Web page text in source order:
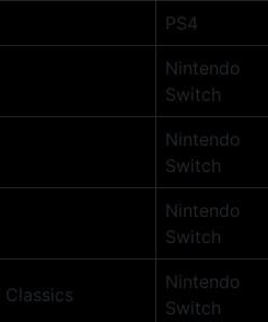
PS4
Nintendo
Switch
Nintendo
Switch
Nintendo
Switch
Nintendo
Switch